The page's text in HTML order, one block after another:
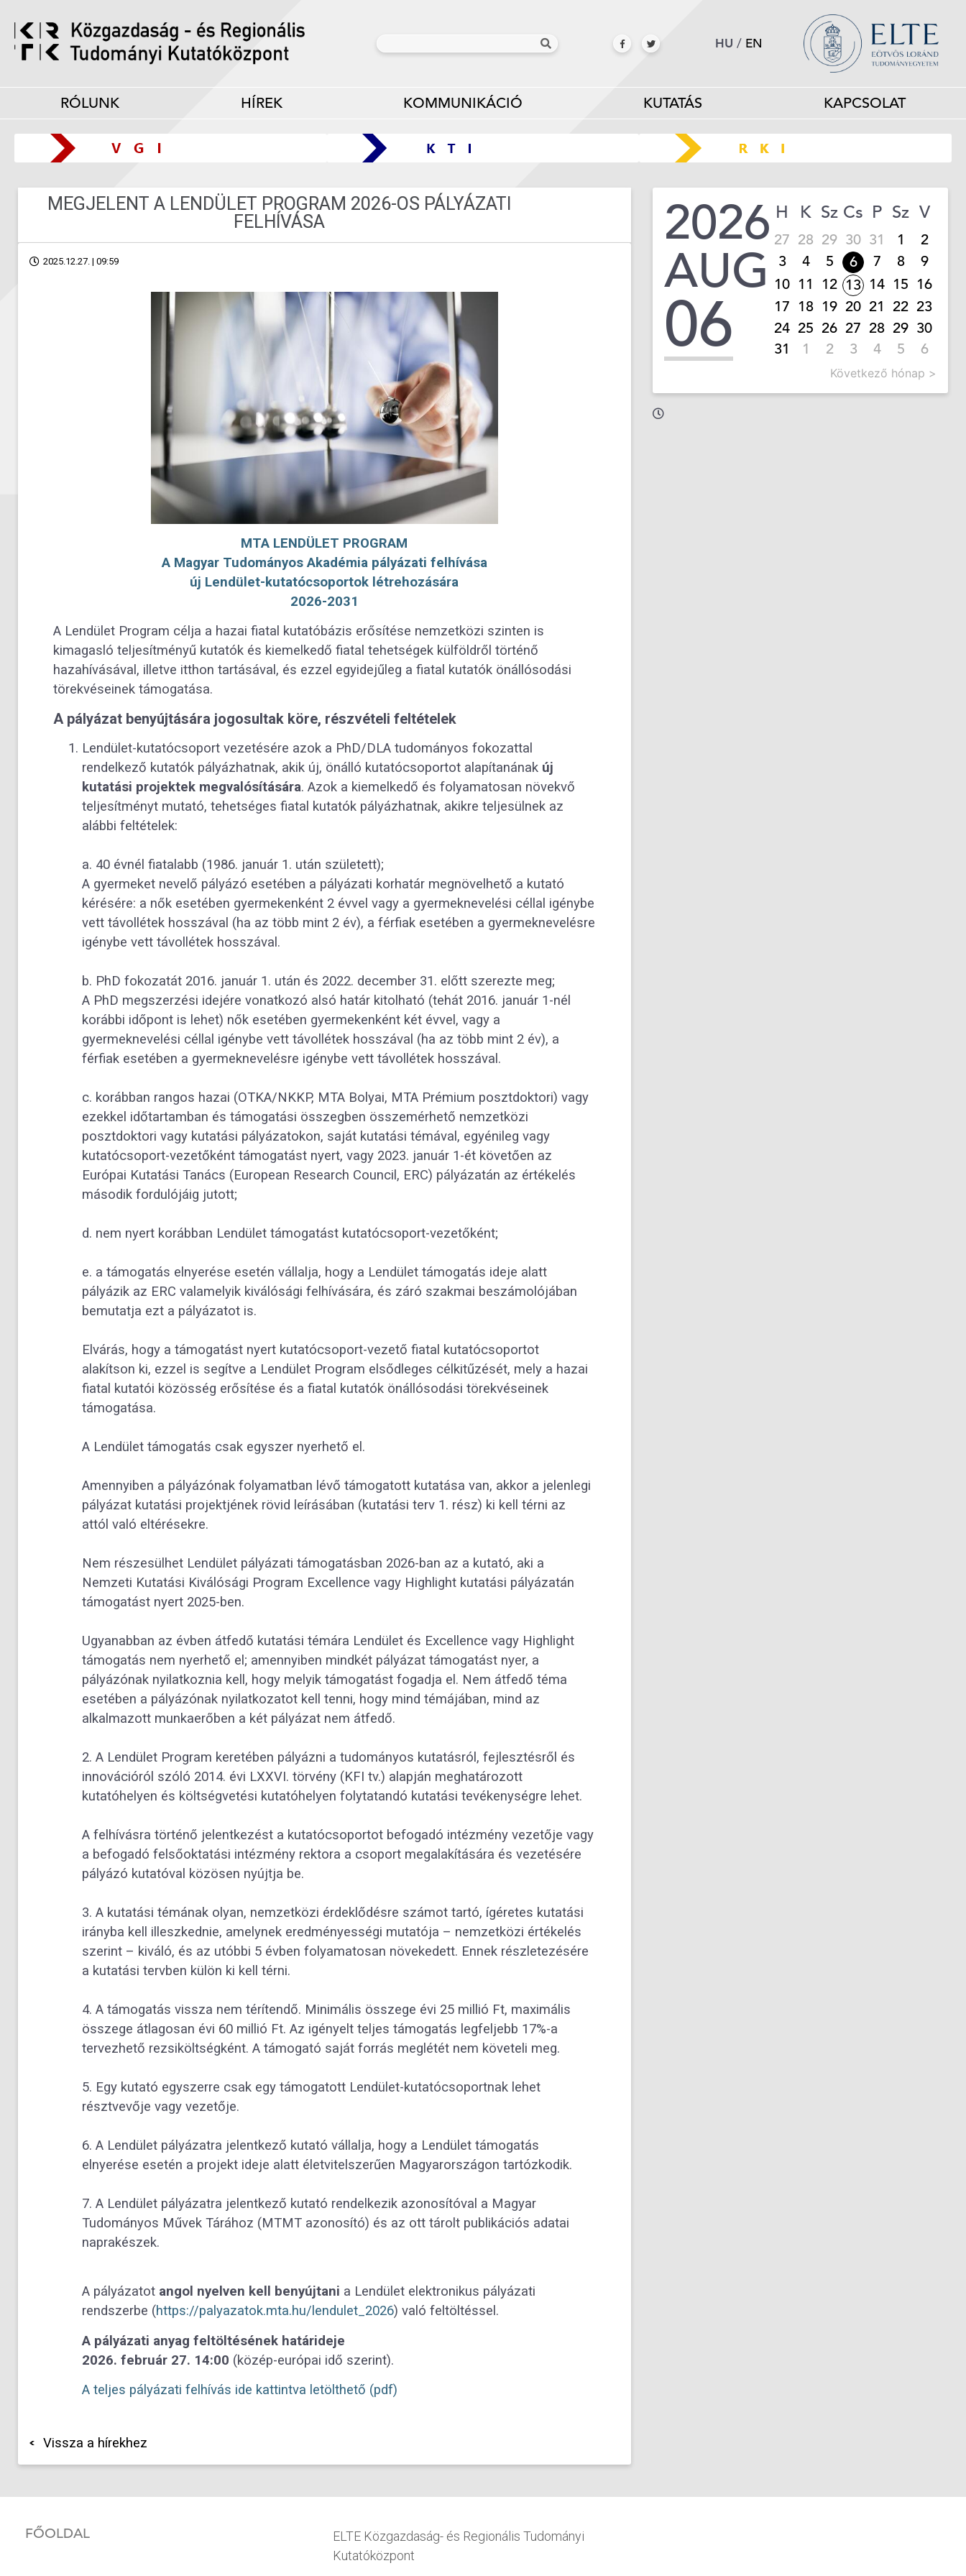
HU / EN
RÓLUNK HÍREK KOMMUNIKÁCIÓ KUTATÁS KAPCSOLAT
MEGJELENT A LENDÜLET PROGRAM 2026-OS PÁLYÁZATI
FELHÍVÁSA
2025.12.27. | 09:59
MTA LENDÜLET PROGRAM
A Magyar Tudományos Akadémia pályázati felhívása
új Lendület-kutatócsoportok létrehozására
2026-2031
A Lendület Program célja a hazai fiatal kutatóbázis erősítése nemzetközi szinten is
kimagasló teljesítményű kutatók és kiemelkedő fiatal tehetségek külföldről történő
hazahívásával, illetve itthon tartásával, és ezzel egyidejűleg a fiatal kutatók önállósodási
törekvéseinek támogatása.
A pályázat benyújtására jogosultak köre, részvételi feltételek
Lendület-kutatócsoport vezetésére azok a PhD/DLA tudományos fokozattal
rendelkező kutatók pályázhatnak, akik új, önálló kutatócsoportot alapítanának új
kutatási projektek megvalósítására. Azok a kiemelkedő és folyamatosan növekvő
teljesítményt mutató, tehetséges fiatal kutatók pályázhatnak, akikre teljesülnek az
alábbi feltételek:
a. 40 évnél fiatalabb (1986. január 1. után született);
A gyermeket nevelő pályázó esetében a pályázati korhatár megnövelhető a kutató
kérésére: a nők esetében gyermekenként 2 évvel vagy a gyermeknevelési céllal igénybe
vett távollétek hosszával (ha az több mint 2 év), a férfiak esetében a gyermeknevelésre
igénybe vett távollétek hosszával.
b. PhD fokozatát 2016. január 1. után és 2022. december 31. előtt szerezte meg;
A PhD megszerzési idejére vonatkozó alsó határ kitolható (tehát 2016. január 1-nél
korábbi időpont is lehet) nők esetében gyermekenként két évvel, vagy a
gyermeknevelési céllal igénybe vett távollétek hosszával (ha az több mint 2 év), a
férfiak esetében a gyermeknevelésre igénybe vett távollétek hosszával.
c. korábban rangos hazai (OTKA/NKKP, MTA Bolyai, MTA Prémium posztdoktori) vagy
ezekkel időtartamban és támogatási összegben összemérhető nemzetközi
posztdoktori vagy kutatási pályázatokon, saját kutatási témával, egyénileg vagy
kutatócsoport-vezetőként támogatást nyert, vagy 2023. január 1-ét követően az
Európai Kutatási Tanács (European Research Council, ERC) pályázatán az értékelés
második fordulójáig jutott;
d. nem nyert korábban Lendület támogatást kutatócsoport-vezetőként;
e. a támogatás elnyerése esetén vállalja, hogy a Lendület támogatás ideje alatt
pályázik az ERC valamelyik kiválósági felhívására, és záró szakmai beszámolójában
bemutatja ezt a pályázatot is.
Elvárás, hogy a támogatást nyert kutatócsoport-vezető fiatal kutatócsoportot
alakítson ki, ezzel is segítve a Lendület Program elsődleges célkitűzését, mely a hazai
fiatal kutatói közösség erősítése és a fiatal kutatók önállósodási törekvéseinek
támogatása.
A Lendület támogatás csak egyszer nyerhető el.
Amennyiben a pályázónak folyamatban lévő támogatott kutatása van, akkor a jelenlegi
pályázat kutatási projektjének rövid leírásában (kutatási terv 1. rész) ki kell térni az
attól való eltérésekre.
Nem részesülhet Lendület pályázati támogatásban 2026-ban az a kutató, aki a
Nemzeti Kutatási Kiválósági Program Excellence vagy Highlight kutatási pályázatán
támogatást nyert 2025-ben.
Ugyanabban az évben átfedő kutatási témára Lendület és Excellence vagy Highlight
támogatás nem nyerhető el; amennyiben mindkét pályázat támogatást nyer, a
pályázónak nyilatkoznia kell, hogy melyik támogatást fogadja el. Nem átfedő téma
esetében a pályázónak nyilatkozatot kell tenni, hogy mind témájában, mind az
alkalmazott munkaerőben a két pályázat nem átfedő.
2. A Lendület Program keretében pályázni a tudományos kutatásról, fejlesztésről és
innovációról szóló 2014. évi LXXVI. törvény (KFI tv.) alapján meghatározott
kutatóhelyen és költségvetési kutatóhelyen folytatandó kutatási tevékenységre lehet.
A felhívásra történő jelentkezést a kutatócsoportot befogadó intézmény vezetője vagy
a befogadó felsőoktatási intézmény rektora a csoport megalakítására és vezetésére
pályázó kutatóval közösen nyújtja be.
3. A kutatási témának olyan, nemzetközi érdeklődésre számot tartó, ígéretes kutatási
irányba kell illeszkednie, amelynek eredményességi mutatója – nemzetközi értékelés
szerint – kiváló, és az utóbbi 5 évben folyamatosan növekedett. Ennek részletezésére
a kutatási tervben külön ki kell térni.
4. A támogatás vissza nem térítendő. Minimális összege évi 25 millió Ft, maximális
összege átlagosan évi 60 millió Ft. Az igényelt teljes támogatás legfeljebb 17%-a
tervezhető rezsiköltségként. A támogató saját forrás meglétét nem követeli meg.
5. Egy kutató egyszerre csak egy támogatott Lendület-kutatócsoportnak lehet
résztvevője vagy vezetője.
6. A Lendület pályázatra jelentkező kutató vállalja, hogy a Lendület támogatás
elnyerése esetén a projekt ideje alatt életvitelszerűen Magyarországon tartózkodik.
7. A Lendület pályázatra jelentkező kutató rendelkezik azonosítóval a Magyar
Tudományos Művek Tárához (MTMT azonosító) és az ott tárolt publikációs adatai
naprakészek.
A pályázatot angol nyelven kell benyújtani a Lendület elektronikus pályázati
rendszerbe (https://palyazatok.mta.hu/lendulet_2026) való feltöltéssel.
A pályázati anyag feltöltésének határideje
2026. február 27. 14:00 (közép-európai idő szerint).
A teljes pályázati felhívás ide kattintva letölthető (pdf)
Vissza a hírekhez
2026
AUG
06
H K Sz Cs P Sz V
27 28 29 30 31 1
2
3
4 5 6 7 8
9
10 11 12 13 14 15 16
17 18 19 20 21 22 23
24 25 26 27 28 29 30
31
1 2 3 4 5 6
Következő hónap >
FŐOLDAL
ELTE Közgazdaság- és Regionális Tudományi
Kutatóközpont